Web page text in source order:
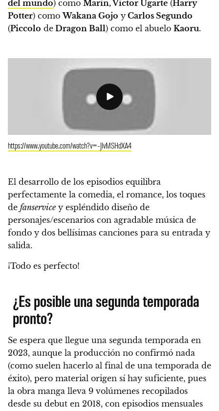
del mundo) como Marin, Victor Ugarte (Harry
Potter) comoWakana Gojo y Carlos Segundo
(Piccolo de Dragon Ball) como el abuelo Kaoru.
https://www.youtube.com/watch?v=-JIvMSHdXA4
El desarrollo de los episodios equilibra
perfectamente la comedia, el romance, los toques
de fanservice y espléndido diseño de
personajes/escenarios con agradable música de
fondo y dos bellísimas canciones para su entrada y
salida.
¡Todo es perfecto!
¿Es posible una segunda temporada
pronto?
Se espera que llegue una segunda temporada en
2023, aunque la producción no confirmó nada
(como suelen hacerlo al final de una temporada de
éxito), pero material origen sí hay suficiente, pues
la obra manga lleva 9 volúmenes recopilados
desde su debut en 2018, con episodios mensuales